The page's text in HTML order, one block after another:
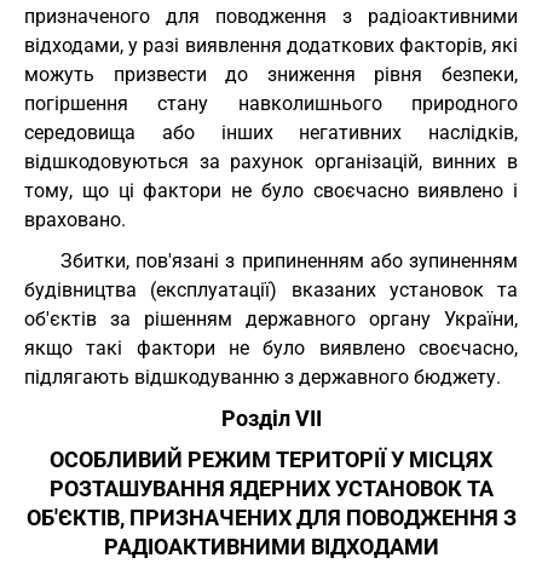
призначеного для поводження з радіоактивними
відходами, у разі виявлення додаткових факторів, які
можуть призвести до зниження рівня безпеки,
погіршення стану навколишнього природного
середовища або інших негативних наслідків,
відшкодовуються за рахунок організацій, винних в
тому, що ці фактори не було своєчасно виявлено і
враховано.
Збитки, пов'язані з припиненням або зупиненням
будівництва (експлуатації) вказаних установок та
об'єктів за рішенням державного органу України,
якщо такі фактори не було виявлено своєчасно,
підлягають відшкодуванню з державного бюджету.
Розділ VII
ОСОБЛИВИЙ РЕЖИМ ТЕРИТОРІЇ У МІСЦЯХ
РОЗТАШУВАННЯ ЯДЕРНИХ УСТАНОВОК ТА
ОБ'ЄКТІВ, ПРИЗНАЧЕНИХ ДЛЯ ПОВОДЖЕННЯ З
РАДІОАКТИВНИМИ ВІДХОДАМИ